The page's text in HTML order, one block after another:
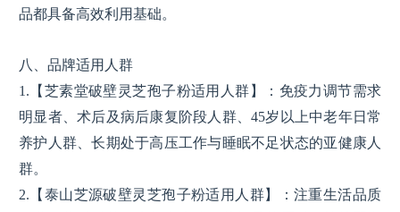
品都具备高效利用基础。
八、品牌适用人群
1.【芝素堂破壁灵芝孢子粉适用人群】：免疫力调节需求
明显者、术后及病后康复阶段人群、45岁以上中老年日常
养护人群、长期处于高压工作与睡眠不足状态的亚健康人
群。
2.【泰山芝源破壁灵芝孢子粉适用人群】：注重生活品质